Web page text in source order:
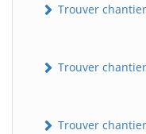
Trouver
Trouver
Trouver